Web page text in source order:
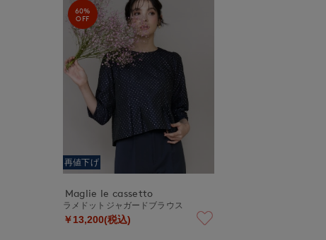
60%
OFF
再値下げ
Maglie le cassetto
ラメドットジャガードブラウス
￥13,200(税込)